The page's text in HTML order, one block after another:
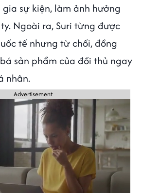
sự kiện, làm ảnh hưởng
Ngoài ra, Suri từng được
tế nhưng từ chối, đồng
sản phẩm của đối thủ ngay
nhân.
Advertisement